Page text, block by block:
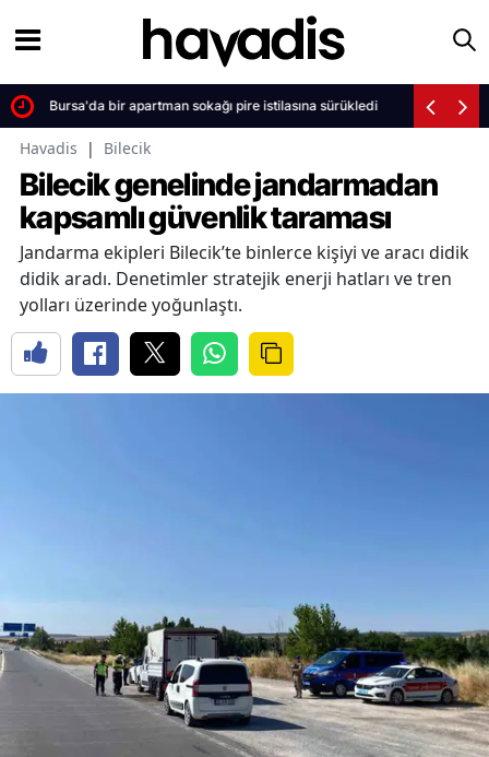
Bursa'da bir apartman sokağı pire istilasına sürükledi
Havadis | Bilecik
Bilecik genelinde jandarmadan
kapsamlı güvenlik taraması
Jandarma ekipleri Bilecik’te binlerce kişiyi ve aracı didik
didik aradı. Denetimler stratejik enerji hatları ve tren
yolları üzerinde yoğunlaştı.